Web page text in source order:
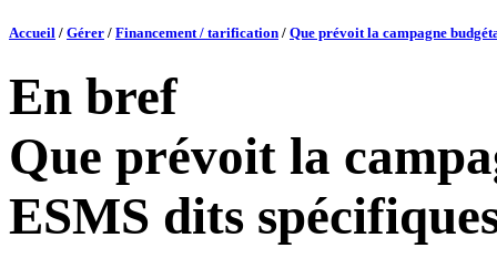
Accueil / Gérer / Financement / tarification / Que prévoit la campagne
En bref
Que prévoit la
ESMS dits